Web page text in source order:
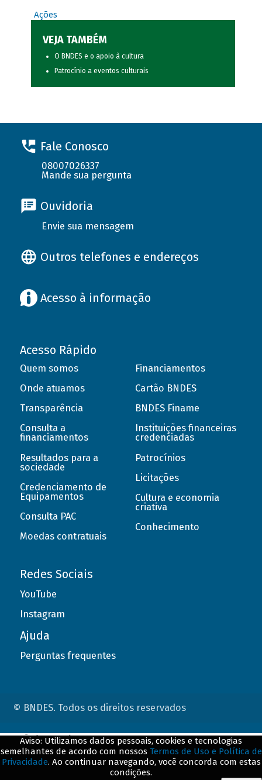
Ações
VEJA TAMBÉM
O BNDES e o apoio à cultura
Patrocínio a eventos culturais
Fale Conosco
08007026337
Mande sua pergunta
Ouvidoria
Envie sua mensagem
Outros telefones e endereços
Acesso à informação
Acesso Rápido
Quem somos
Onde atuamos
Transparência
Consulta a
financiamentos
Resultados para a
sociedade
Credenciamento de
Equipamentos
Consulta PAC
Moedas contratuais
Financiamentos
Cartão BNDES
BNDES Finame
Instituições financeiras
credenciadas
Patrocínios
Licitações
Cultura e economia
criativa
Conhecimento
Redes Sociais
YouTube
Instagram
Ajuda
Perguntas frequentes
© BNDES. Todos os direitos reservados
Aviso: Utilizamos dados pessoais, cookies e tecnologias
semelhantes de acordo com nossos Termos de Uso e Política de
Privacidade. Ao continuar navegando, você concorda com estas
condições.
ConteÃºdo complementar
${title}${badge}